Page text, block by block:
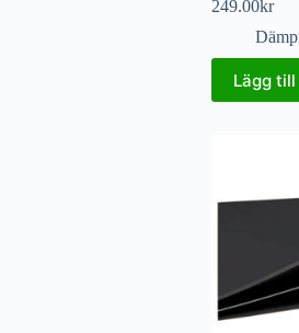
249.00kr
Lägg